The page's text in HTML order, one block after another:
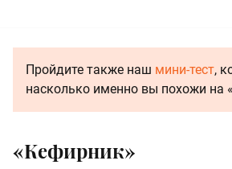
Пройдите также наш мини-тест,
насколько именно вы похожи на
«Кефирник»